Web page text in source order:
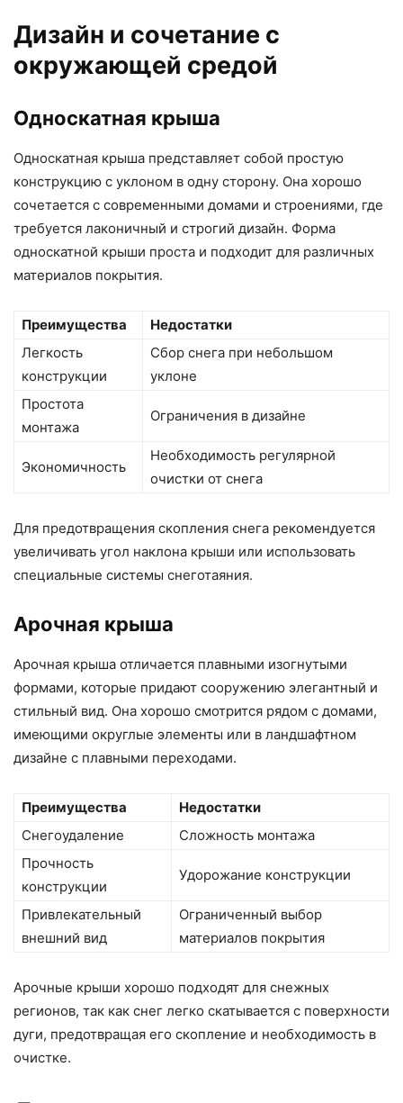
Дизайн и сочетание с
окружающей средой
Односкатная крыша
Односкатная крыша представляет собой простую
конструкцию с уклоном в одну сторону. Она хорошо
сочетается с современными домами и строениями, где
требуется лаконичный и строгий дизайн. Форма
односкатной крыши проста и подходит для различных
материалов покрытия.
Преимущества
Недостатки
Легкость
конструкции
Сбор снега при небольшом
уклоне
Простота
монтажа
Ограничения в дизайне
Экономичность
Необходимость регулярной
очистки от снега
Для предотвращения скопления снега рекомендуется
увеличивать угол наклона крыши или использовать
специальные системы снеготаяния.
Арочная крыша
Арочная крыша отличается плавными изогнутыми
формами, которые придают сооружению элегантный и
стильный вид. Она хорошо смотрится рядом с домами,
имеющими округлые элементы или в ландшафтном
дизайне с плавными переходами.
Преимущества
Недостатки
Снегоудаление
Сложность монтажа
Прочность
конструкции
Удорожание конструкции
Привлекательный
внешний вид
Ограниченный выбор
материалов покрытия
Арочные крыши хорошо подходят для снежных
регионов, так как снег легко скатывается с поверхности
дуги, предотвращая его скопление и необходимость в
очистке.